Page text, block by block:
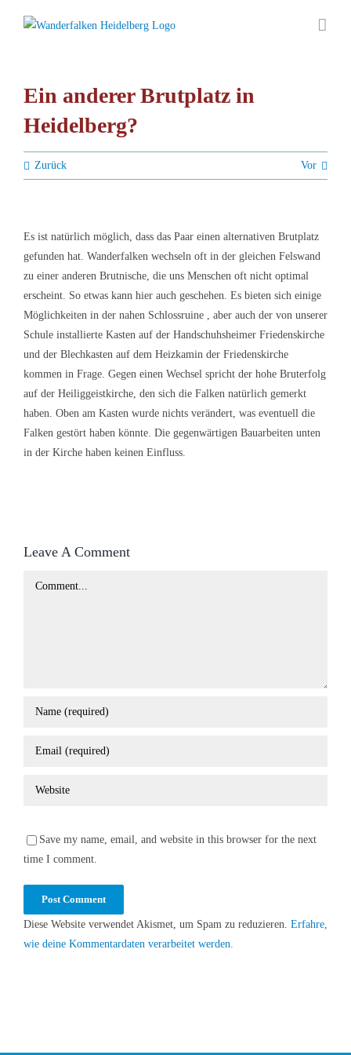
Inhalt
Ein anderer Brutplatz in
Heidelberg?
Zurück Vor
Es ist natürlich möglich, dass das Paar einen alternativen Brutplatz
gefunden hat. Wanderfalken wechseln oft in der gleichen Felswand
zu einer anderen Brutnische, die uns Menschen oft nicht optimal
erscheint. So etwas kann hier auch geschehen. Es bieten sich einige
Möglichkeiten in der nahen Schlossruine , aber auch der von unserer
Schule installierte Kasten auf der Handschuhsheimer Friedenskirche
und der Blechkasten auf dem Heizkamin der Friedenskirche
kommen in Frage. Gegen einen Wechsel spricht der hohe Bruterfolg
auf der Heiliggeistkirche, den sich die Falken natürlich gemerkt
haben. Oben am Kasten wurde nichts verändert, was eventuell die
Falken gestört haben könnte. Die gegenwärtigen Bauarbeiten unten
in der Kirche haben keinen Einfluss.
Leave A Comment
Comment
Save my name, email, and website in this browser for the next
time I comment.
Diese Website verwendet Akismet, um Spam zu reduzieren. Erfahre,
wie deine Kommentardaten verarbeitet werden.